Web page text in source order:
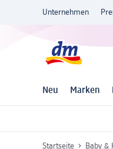
Unternehmen
Neu Marken
Startseite Baby &